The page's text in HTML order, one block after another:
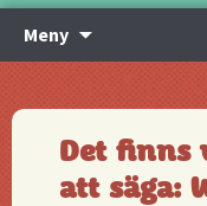
Meny
innehåll
Det finns
att säga: